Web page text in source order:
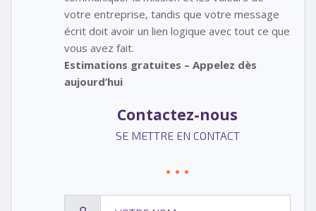
votre entreprise, tandis que votre message
écrit doit avoir un lien logique avec tout ce que
vous avez fait.
Estimations gratuites – Appelez dès
aujourd’hui
Contactez-nous
SE METTRE EN CONTACT